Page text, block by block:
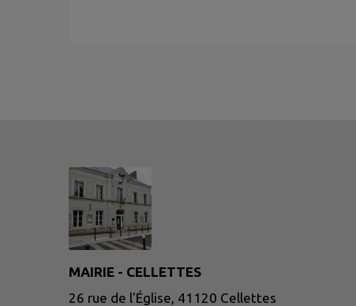
MAIRIE - CELLETTES
26 rue de l'Église, 41120 Cellettes